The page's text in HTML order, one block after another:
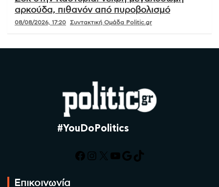
αρκούδα, πιθανόν από πυροβολισμό
08/08/2026, 17:20 Συντακτική Ομάδα Politic.gr
#YouDoPolitics
Facebook
Instagram
X YouTube
Google
TikTok
Επικοινωνία